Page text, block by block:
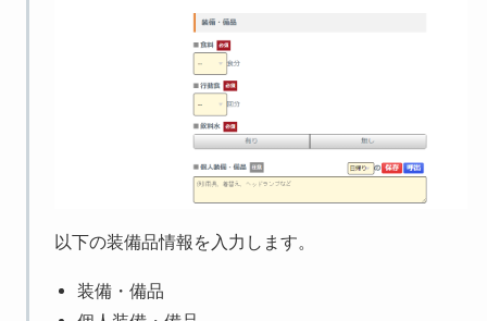
以下の装備品情報を入力します。
装備・備品